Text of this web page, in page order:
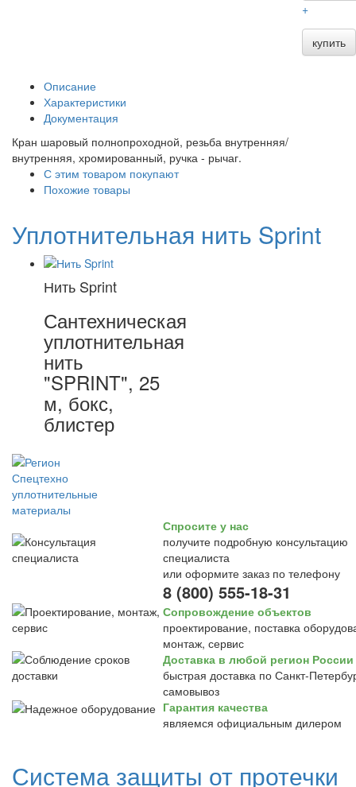
+
купить
Описание
Характеристики
Документация
Кран шаровый полнопроходной, резьба внутренняя/
внутренняя, хромированный, ручка - рычаг.
С этим товаром покупают
Похожие товары
Уплотнительная нить Sprint
Нить Sprint
Сантехническая
уплотнительная
нить
"SPRINT", 25
м, бокс,
блистер
Спросите у нас
получите подробную консультацию
специалиста
или оформите заказ по телефону
8 (800) 555-18-31
Сопровождение объектов
проектирование, поставка
монтаж, сервис
Доставка в любой регион России
быстрая доставка по Санкт-
самовывоз
Гарантия качества
являемся официальным дилером
Система защиты от протечки